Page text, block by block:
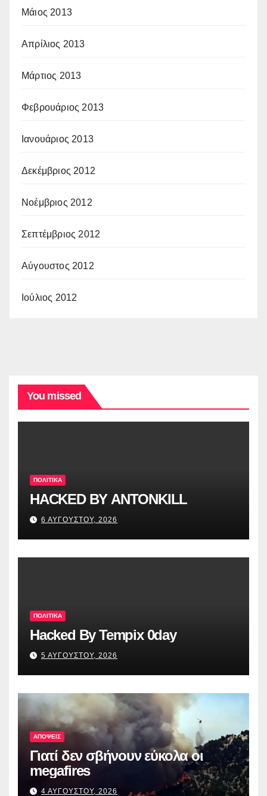
Μάιος 2013
Απρίλιος 2013
Μάρτιος 2013
Φεβρουάριος 2013
Ιανουάριος 2013
Δεκέμβριος 2012
Νοέμβριος 2012
Σεπτέμβριος 2012
Αύγουστος 2012
Ιούλιος 2012
You missed
ΠΟΛΙΤΙΚΑ
HACKED BY ANTONKILL
6 ΑΥΓΟΥΣΤΟΥ, 2026
ΠΟΛΙΤΙΚΑ
Hacked By Tempix 0day
5 ΑΥΓΟΥΣΤΟΥ, 2026
ΑΠΟΨΕΙΣ
Γιατί δεν σβήνουν εύκολα οι
megafires
4 ΑΥΓΟΥΣΤΟΥ, 2026